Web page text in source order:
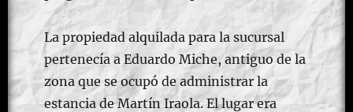
La propiedad alquilada para la sucursal
pertenecía a Eduardo Miche, antiguo de la
zona que se ocupó de administrar la
estancia de Martín Iraola. El lugar era